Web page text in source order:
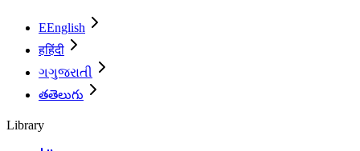
EEnglish
हहिंदी
ગગુજરાતી
తతెలుగు
Library